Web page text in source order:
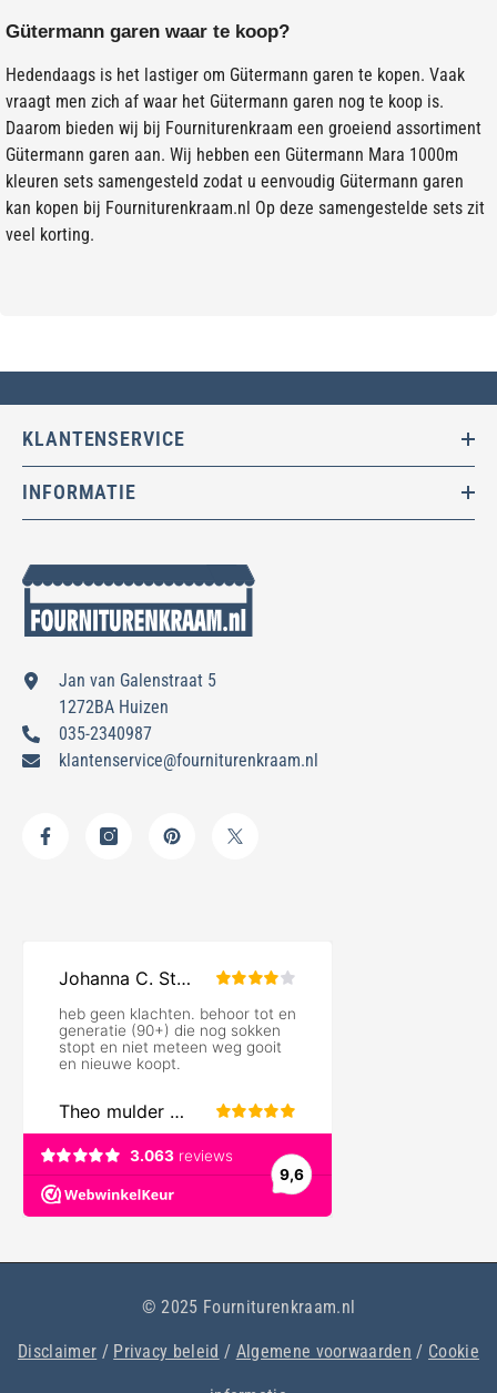
Gütermann garen waar te koop?
Hedendaags is het lastiger om Gütermann garen te kopen. Vaak
vraagt men zich af waar het Gütermann garen nog te koop is.
Daarom bieden wij bij Fourniturenkraam een groeiend assortiment
Gütermann garen aan. Wij hebben een Gütermann Mara 1000m
kleuren sets samengesteld zodat u eenvoudig Gütermann garen
kan kopen bij Fourniturenkraam.nl Op deze samengestelde sets zit
veel korting.
KLANTENSERVICE
INFORMATIE
Jan van Galenstraat 5
1272BA Huizen
035-2340987
klantenservice@fourniturenkraam.nl
© 2025 Fourniturenkraam.nl
Disclaimer / Privacy beleid / Algemene voorwaarden / Cookie